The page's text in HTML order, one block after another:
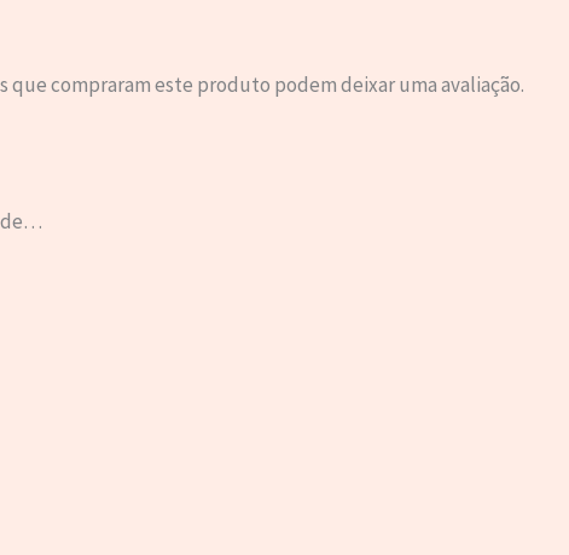
que compraram este produto podem deixar uma avaliação.
de…